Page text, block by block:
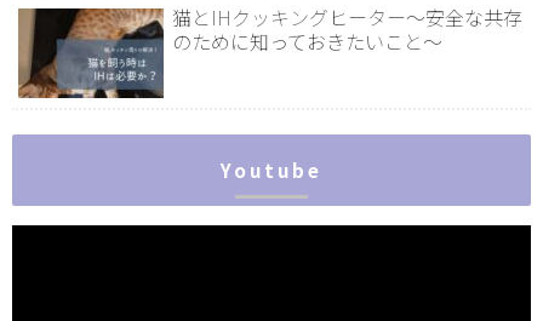
猫とIHクッキングヒーター～安全な共存
のために知っておきたいこと～
Youtube